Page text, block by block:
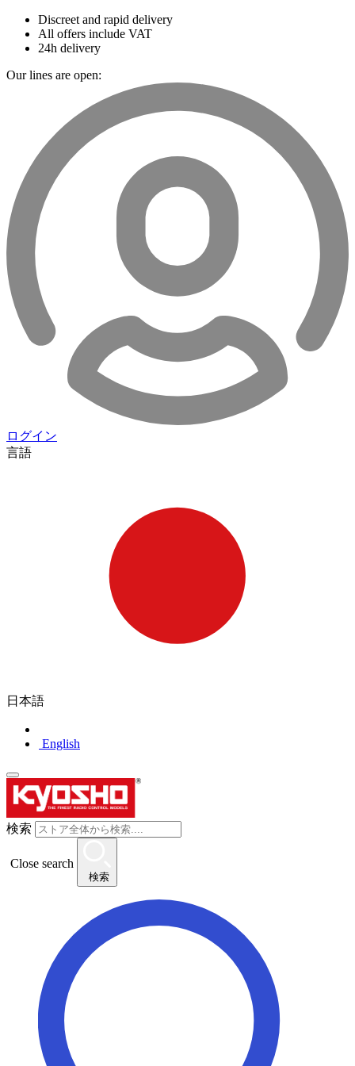
Discreet and rapid delivery
All offers include VAT
24h delivery
Our lines are open:
ログイン
言語
日本語
English
検索
Close search
検索